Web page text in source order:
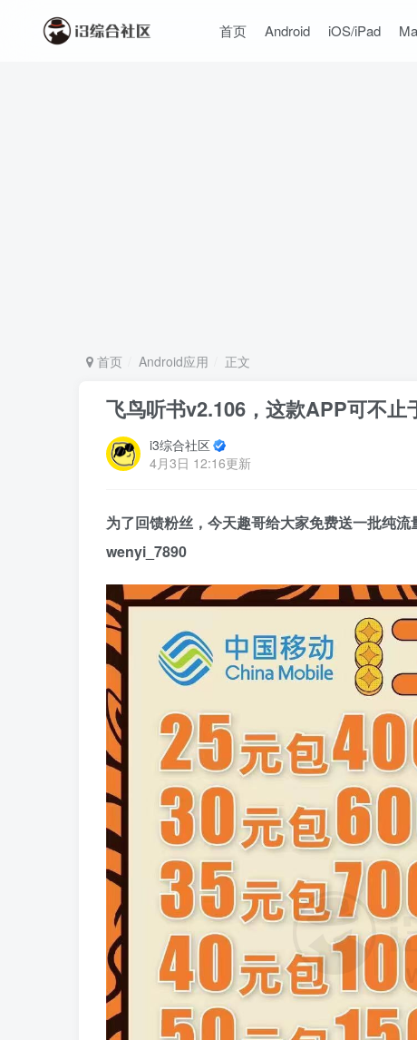
首页 Android iOS/iPad
首页 Android应用 正文
飞鸟听书v2.106，这款APP可不止
i3综合社区
4月3日 12:16更新
为了回馈粉丝，今天趣哥给大家免费送一批纯
wenyi_7890